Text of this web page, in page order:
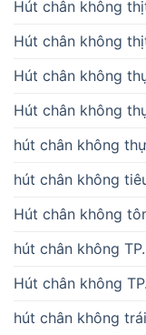
Hút chân không
Hút chân không
Hút chân không
Hút chân không
hút chân không
hút chân không
Hút chân không
hút chân không
Hút chân không
hút chân không